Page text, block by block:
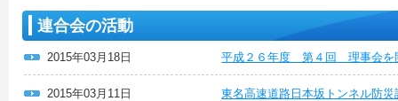
連合会の活動
2015年03月18日 平成２６年度 第４回 理事会を
2015年03月11日 東名高速道路日本坂トンネル防